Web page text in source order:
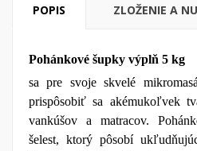
POPIS ZLOŽENIE A
Pohánkové šupky výplň 5 kg
sa pre svoje skvelé
prispôsobiť sa akémukoľvek
vankúšov a matracov.
šelest, ktorý pôsobí